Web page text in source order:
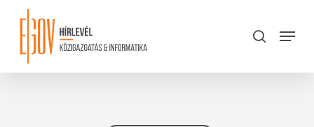
content
search
Menu
Close